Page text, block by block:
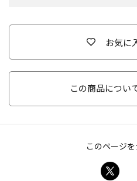
お気に
この商品につい
このページ